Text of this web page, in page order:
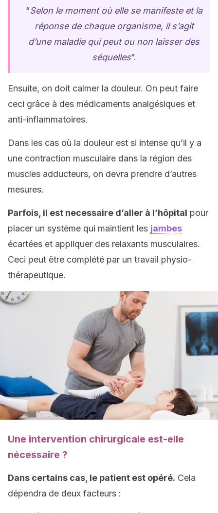
“Selon le moment où elle se manifeste et la
réponse de chaque organisme, il s’agit
d’une maladie qui peut ou non laisser des
séquelles”.
Ensuite, on doit calmer la douleur. On peut faire
ceci grâce à des médicaments analgésiques et
anti-inflammatoires.
Dans les cas où la douleur est si intense qu’il y a
une contraction musculaire dans la région des
muscles adducteurs, on devra prendre d’autres
mesures.
Parfois, il est necessaire d’aller à l’hôpital pour
placer un système qui maintient les jambes
écartées et appliquer des relaxants musculaires.
Ceci peut être complété par un travail physio-
thérapeutique.
Une intervention chirurgicale est-elle
nécessaire ?
Dans certains cas, le patient est opéré. Cela
dépendra de deux facteurs :